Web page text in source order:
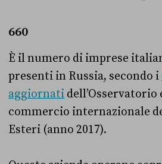
660
È il numero di imprese
presenti in Russia, secondo i
aggiornati
commercio internazionale
Esteri (anno 2017).